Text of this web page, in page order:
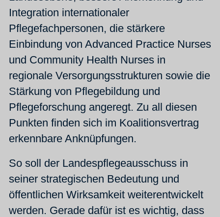
Integration internationaler
Pflegefachpersonen, die stärkere
Einbindung von Advanced Practice Nurses
und Community Health Nurses in
regionale Versorgungsstrukturen sowie die
Stärkung von Pflegebildung und
Pflegeforschung angeregt. Zu all diesen
Punkten finden sich im Koalitionsvertrag
erkennbare Anknüpfungen.
So soll der Landespflegeausschuss in
seiner strategischen Bedeutung und
öffentlichen Wirksamkeit weiterentwickelt
werden. Gerade dafür ist es wichtig, dass